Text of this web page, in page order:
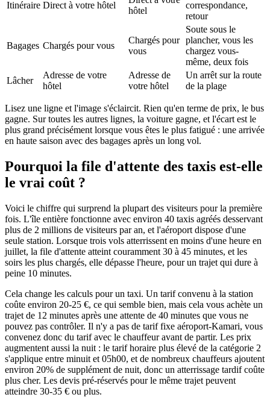
Itinéraire Direct à votre hôtel
hôtel
correspondance,
retour
Bagages Chargés pour vous
Chargés pour
vous
Soute sous le
plancher, vous les
chargez vous-
même, deux fois
Lâcher
Adresse de votre
hôtel
Adresse de
votre hôtel
Un arrêt sur la route
de la plage
Lisez une ligne et l'image s'éclaircit. Rien qu'en terme de prix, le bus
gagne. Sur toutes les autres lignes, la voiture gagne, et l'écart est le
plus grand précisément lorsque vous êtes le plus fatigué : une arrivée
en haute saison avec des bagages après un long vol.
Pourquoi la file d'attente des taxis est-elle
le vrai coût ?
Voici le chiffre qui surprend la plupart des visiteurs pour la première
fois. L'île entière fonctionne avec environ 40 taxis agréés desservant
plus de 2 millions de visiteurs par an, et l'aéroport dispose d'une
seule station. Lorsque trois vols atterrissent en moins d'une heure en
juillet, la file d'attente atteint couramment 30 à 45 minutes, et les
soirs les plus chargés, elle dépasse l'heure, pour un trajet qui dure à
peine 10 minutes.
Cela change les calculs pour un taxi. Un tarif convenu à la station
coûte environ 20-25 €, ce qui semble bien, mais cela vous achète un
trajet de 12 minutes après une attente de 40 minutes que vous ne
pouvez pas contrôler. Il n'y a pas de tarif fixe aéroport-Kamari, vous
convenez donc du tarif avec le chauffeur avant de partir. Les prix
augmentent aussi la nuit : le tarif horaire plus élevé de la catégorie 2
s'applique entre minuit et 05h00, et de nombreux chauffeurs ajoutent
environ 20% de supplément de nuit, donc un atterrissage tardif coûte
plus cher. Les devis pré-réservés pour le même trajet peuvent
atteindre 30-35 € ou plus.